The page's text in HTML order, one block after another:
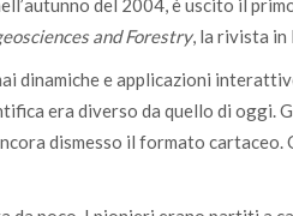
del 2004, è uscito il
and Forestry, la rivista in
dinamiche e applicazioni
era diverso da quello di
dismesso il formato cartaceo.